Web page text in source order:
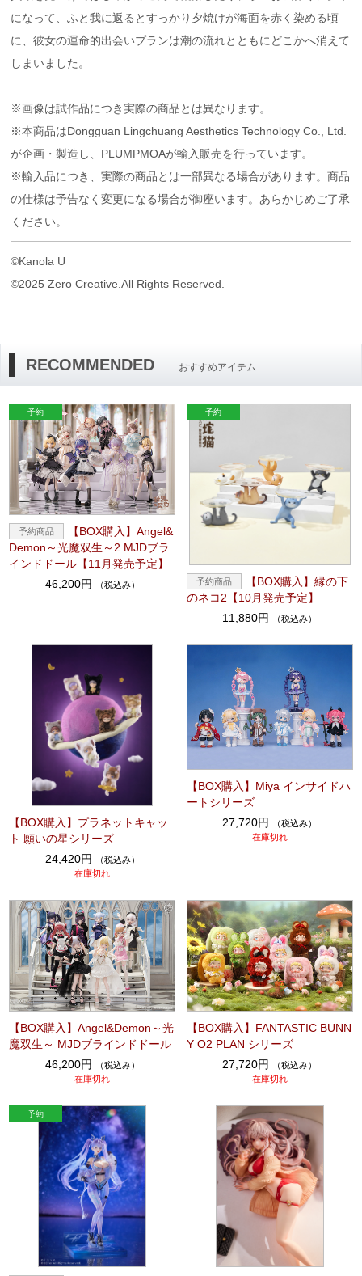
になって、ふと我に返るとすっかり夕焼けが海面を赤く染める頃
に、彼女の運命的出会いプランは潮の流れとともにどこかへ消えて
しまいました。
※画像は試作品につき実際の商品とは異なります。
※本商品はDongguan Lingchuang Aesthetics Technology Co., Ltd.
が企画・製造し、PLUMPMOAが輸入販売を行っています。
※輸入品につき、実際の商品とは一部異なる場合があります。商品
の仕様は予告なく変更になる場合が御座います。あらかじめご了承
ください。
©Kanola U
©2025 Zero Creative.All Rights Reserved.
RECOMMENDED おすすめアイテム
【BOX購入】Angel&
Demon～光魔双生～2 MJDブラ
インドドール【11月発売予定】
46,200円
（税込み）
【BOX購入】縁の下
のネコ2【10月発売予定】
11,880円
（税込み）
【BOX購入】プラネットキャッ
ト 願いの星シリーズ
24,420円
（税込み）
在庫切れ
【BOX購入】Miya インサイドハ
ートシリーズ
27,720円
（税込み）
在庫切れ
【BOX購入】Angel&Demon～光
魔双生～ MJDブラインドドール
46,200円
（税込み）
在庫切れ
【BOX購入】FANTASTIC BUNN
Y O2 PLAN シリーズ
27,720円
（税込み）
在庫切れ